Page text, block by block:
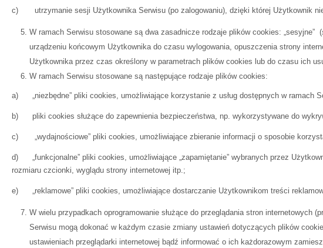
c) utrzymanie sesji Użytkownika Serwisu (po zalogowaniu), dzięki której Użytkownik
W ramach Serwisu stosowane są dwa zasadnicze rodzaje plików cookies: „sesyjne” (
urządzeniu końcowym Użytkownika do czasu wylogowania, opuszczenia strony
Użytkownika przez czas określony w parametrach plików cookies lub do czasu ich
W ramach Serwisu stosowane są następujące rodzaje plików cookies:
a) „niezbędne” pliki cookies, umożliwiające korzystanie z usług dostępnych w ramach
b) pliki cookies służące do zapewnienia bezpieczeństwa, np. wykorzystywane do
c) „wydajnościowe” pliki cookies, umożliwiające zbieranie informacji o sposobie
d) „funkcjonalne” pliki cookies, umożliwiające „zapamiętanie” wybranych przez
rozmiaru czcionki, wyglądu strony internetowej itp.;
e) „reklamowe” pliki cookies, umożliwiające dostarczanie Użytkownikom treści
W wielu przypadkach oprogramowanie służące do przeglądania stron
Serwisu mogą dokonać w każdym czasie zmiany ustawień dotyczących plików
ustawieniach przeglądarki internetowej bądź informować o ich każdorazowym